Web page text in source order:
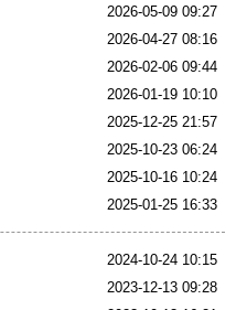
2026-05-09 09:27
2026-04-27 08:16
2026-02-06 09:44
2026-01-19 10:10
2025-12-25 21:57
2025-10-23 06:24
2025-10-16 10:24
2025-01-25 16:33
2024-10-24 10:15
2023-12-13 09:28